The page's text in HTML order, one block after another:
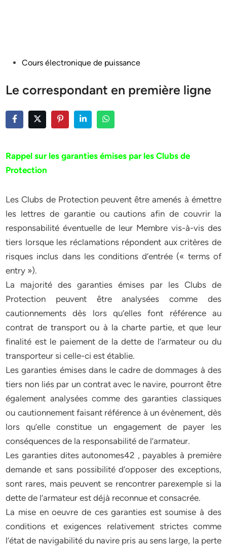
PostedCours électronique de puissance
Le correspondant en première ligne
Rappel sur les garanties émises par les Clubs de
Protection
Les Clubs de Protection peuvent être amenés à émettre
les lettres de garantie ou cautions afin de couvrir la
responsabilité éventuelle de leur Membre vis-à-vis des
tiers lorsque les réclamations répondent aux critères de
risques inclus dans les conditions d’entrée (« terms of
entry »).
La majorité des garanties émises par les Clubs de
Protection peuvent être analysées comme des
cautionnements dès lors qu’elles font référence au
contrat de transport ou à la charte partie, et que leur
finalité est le paiement de la dette de l’armateur ou du
transporteur si celle-ci est établie.
Les garanties émises dans le cadre de dommages à des
tiers non liés par un contrat avec le navire, pourront être
également analysées comme des garanties classiques
ou cautionnement faisant référence à un évènement, dès
lors qu’elle constitue un engagement de payer les
conséquences de la responsabilité de l’armateur.
Les garanties dites autonomes42 , payables à première
demande et sans possibilité d’opposer des exceptions,
sont rares, mais peuvent se rencontrer parexemple si la
dette de l’armateur est déjà reconnue et consacrée.
La mise en oeuvre de ces garanties est soumise à des
conditions et exigences relativement strictes comme
l’état de navigabilité du navire pris au sens large, la perte